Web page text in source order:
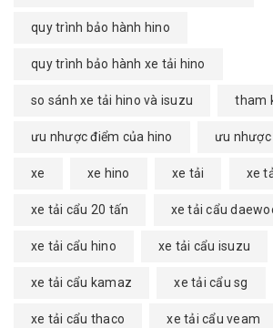
quy trình bảo hành hino
quy trình bảo hành xe tải hino
so sánh xe tải hino và isuzu tham
ưu nhược điểm của hino ưu
xe xe hino xe tải xe
xe tải cẩu 20 tấn xe tải cẩu
xe tải cẩu hino xe tải cẩu isuzu
xe tải cẩu kamaz xe tải cẩu sg
xe tải cẩu thaco xe tải cẩu veam